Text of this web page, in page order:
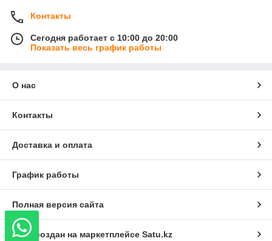
Контакты
Сегодня работает с 10:00 до 20:00
Показать весь график работы
О нас
Контакты
Доставка и оплата
График работы
Полная версия сайта
Сайт создан на маркетплейсе Satu.kz